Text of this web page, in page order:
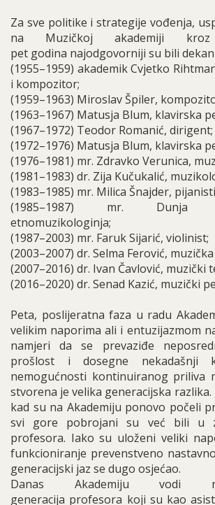
Za sve politike i strategije vođenja,
na Muzičkoj akademiji
pet godina najodgovorniji su bili
(1955–1959) akademik Cvjetko
i kompozitor;
(1959–1963) Miroslav Špiler,
(1963–1967) Matusja Blum, klavirska
(1967–1972) Teodor Romanić, dirigent;
(1972–1976) Matusja Blum, klavirska
(1976–1981) mr. Zdravko Verunica,
(1981–1983) dr. Zija Kučukalić,
(1983–1985) mr. Milica Šnajder,
(1985–1987) mr. Dunja
etnomuzikologinja;
(1987–2003) mr. Faruk Sijarić, violinist;
(2003–2007) dr. Selma Ferović,
(2007–2016) dr. Ivan Čavlović, muzički
(2016–2020) dr. Senad Kazić, muzički
Peta, poslijeratna faza u radu
velikim naporima ali i entuzijazmom
namjeri da se prevaziđe
prošlost i dosegne nekadašnji
nemogućnosti kontinuiranog priliva
stvorena je velika generacijska
kad su na Akademiju ponovo počeli
svi gore pobrojani su već bili u
profesora. Iako su uloženi veliki
funkcioniranje prevenstveno
generacijski jaz se dugo osjećao.
Danas Akademiju vodi
generacija profesora koji su kao